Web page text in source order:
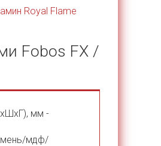
Royal Flame
Fobos FX /
мм -
мдф/